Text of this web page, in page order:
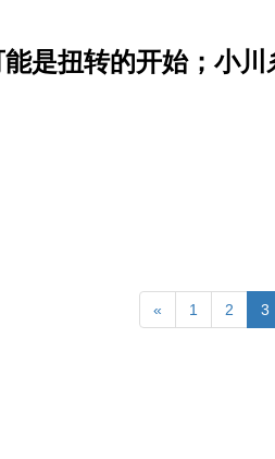
是扭转的开始；小
« 1 2 3